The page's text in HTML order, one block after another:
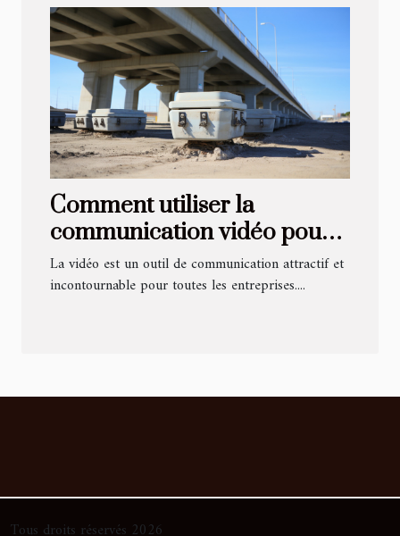
Comment utiliser la
communication vidéo pour
obtenir des résultats
concrets ?
La vidéo est un outil de communication attractif et
incontournable pour toutes les entreprises....
Tous droits réservés 2026